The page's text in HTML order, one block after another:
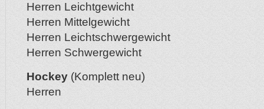
Herren Leichtgewicht
Herren Mittelgewicht
Herren Leichtschwergewicht
Herren Schwergewicht
Hockey (Komplett neu)
Herren